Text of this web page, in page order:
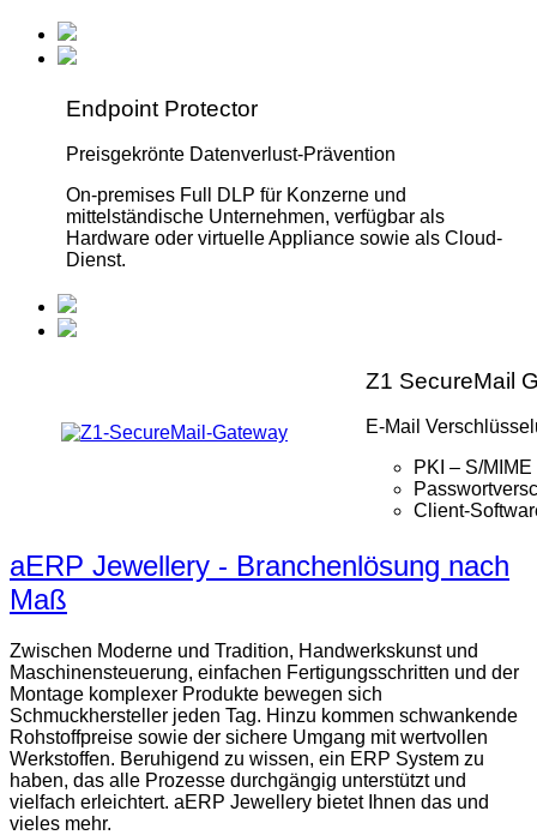
Endpoint Protector
Preisgekrönte Datenverlust-Prävention
On-premises Full DLP für Konzerne und
mittelständische Unternehmen, verfügbar als
Hardware oder virtuelle Appliance sowie als Cloud-
Dienst.
Z1 SecureMail
E-Mail
PKI – S/
Client-
aERP Jewellery - Branchenlösung nach
Maß
Zwischen Moderne und Tradition, Handwerkskunst und
Maschinensteuerung, einfachen Fertigungsschritten und der
Montage komplexer Produkte bewegen sich
Schmuckhersteller jeden Tag. Hinzu kommen schwankende
Rohstoffpreise sowie der sichere Umgang mit wertvollen
Werkstoffen. Beruhigend zu wissen, ein ERP System zu
haben, das alle Prozesse durchgängig unterstützt und
vielfach erleichtert. aERP Jewellery bietet Ihnen das und
vieles mehr.